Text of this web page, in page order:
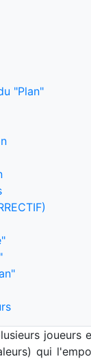
"Plan"
joueurs
qui